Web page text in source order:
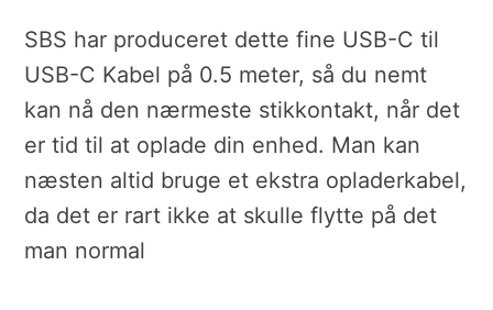
SBS har produceret dette fine USB-C til
USB-C Kabel på 0.5 meter, så du nemt
kan nå den nærmeste stikkontakt, når det
er tid til at oplade din enhed. Man kan
næsten altid bruge et ekstra opladerkabel,
da det er rart ikke at skulle flytte på det
man normal